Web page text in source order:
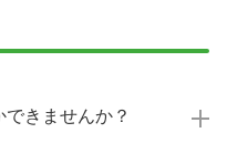
きませんか？